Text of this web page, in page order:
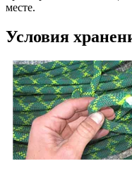
месте.
Условия